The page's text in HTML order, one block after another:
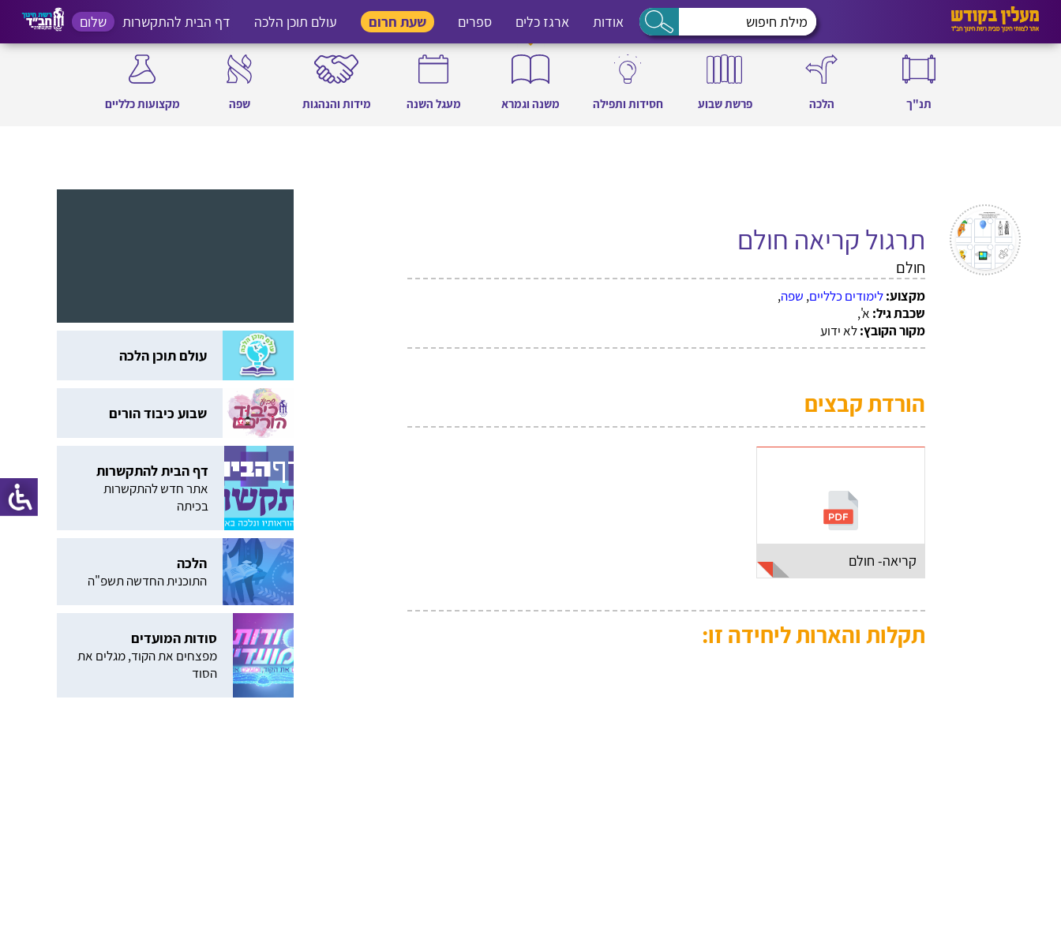
אודות ארגז כלים ספרים שעת חרום עולם תוכן הלכה דף הבית להתקשרות שלום
תנ"ך הלכה פרשת שבוע חסידות ותפילה משנה וגמרא מעגל השנה מידות והנהגות שפה מקצועות כלליים
תרגול קריאה חולם
חולם
מקצוע:לימודים כלליים, שפה,
שכבת גיל: א',
מקור הקובץ:לא ידוע
הורדת קבצים
קריאה- חולם
תקלות והארות ליחידה זו:
עולם תוכן הלכה
שבוע כיבוד הורים
דף הבית להתקשרות
אתר חדש להתקשרות
בכיתה
הלכה
התוכנית החדשה תשפ"ה
סודות המועדים
מפצחים את הקוד, מגלים את
הסוד